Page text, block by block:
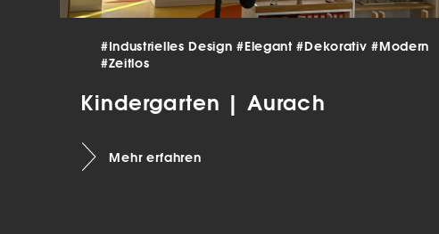
#Industrielles Design#Elegant#Dekorativ#Modern
#Zeitlos
Kindergarten | Aurach
Mehr erfahren
Alle